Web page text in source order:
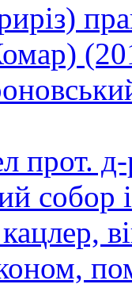
прот.
собор
кацлер,